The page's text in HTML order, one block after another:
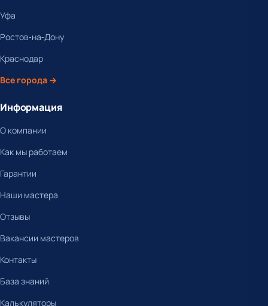
Уфа
Ростов-на-Дону
Краснодар
Все города →
Информация
О компании
Как мы работаем
Гарантии
Наши мастера
Отзывы
Вакансии мастеров
Контакты
База знаний
Калькуляторы